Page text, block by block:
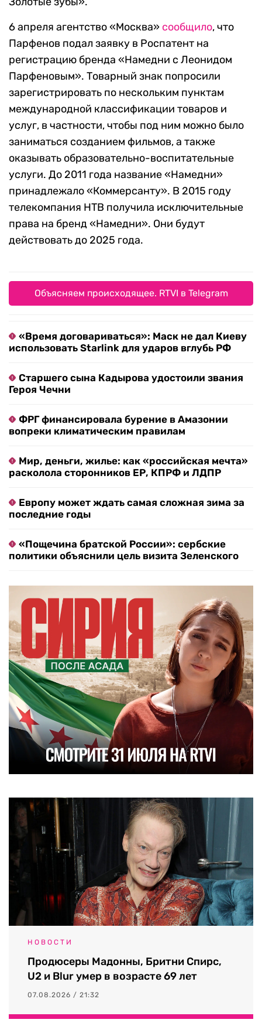
6 апреля агентство «Москва» сообщило, что
Парфенов подал заявку в Роспатент на
регистрацию бренда «Намедни с Леонидом
Парфеновым». Товарный знак попросили
зарегистрировать по нескольким пунктам
международной классификации товаров и
услуг, в частности, чтобы под ним можно было
заниматься созданием фильмов, а также
оказывать образовательно-воспитательные
услуги. До 2011 года название «Намедни»
принадлежало «Коммерсанту». В 2015 году
телекомпания НТВ получила исключительные
права на бренд «Намедни». Они будут
действовать до 2025 года.
Объясняем происходящее. RTVI в Telegram
«Время договариваться»: Маск не дал Киеву
использовать Starlink для ударов вглубь РФ
Старшего сына Кадырова удостоили звания
Героя Чечни
ФРГ финансировала бурение в Амазонии
вопреки климатическим правилам
Мир, деньги, жилье: как «российская мечта»
расколола сторонников ЕР, КПРФ и ЛДПР
Европу может ждать самая сложная зима за
последние годы
«Пощечина братской России»: сербские
политики объяснили цель визита Зеленского
НОВОСТИ
Продюсеры Мадонны, Бритни Спирс,
U2 и Blur умер в возрасте 69 лет
07.08.2026 / 21:32